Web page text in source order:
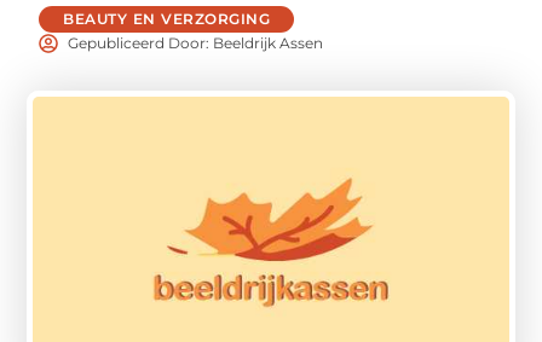
BEAUTY EN VERZORGING
Gepubliceerd Door: Beeldrijk Assen